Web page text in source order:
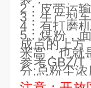
2：皮带运
3：生产型
4：有打磨
5：煤粉，
成点的上方
米高，也就
参考GBZ/T
分:总粉尘